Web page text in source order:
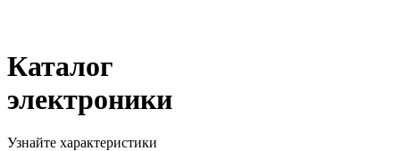
Каталог
электроники
Узнайте характеристики